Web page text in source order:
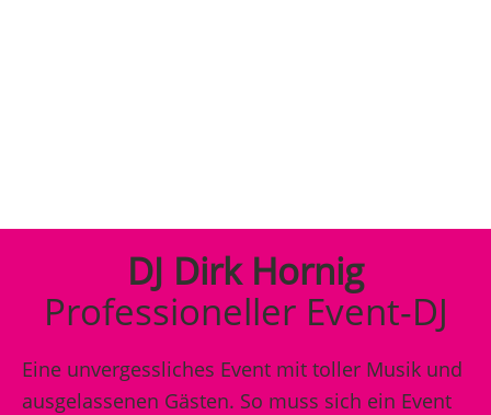
DJ Dirk Hornig
Professioneller Event-DJ
Eine unvergessliches Event mit toller Musik und
ausgelassenen Gästen. So muss sich ein Event